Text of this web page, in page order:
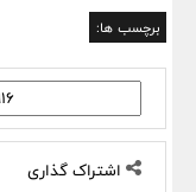
برچسب ها:
اشتراک گذاری